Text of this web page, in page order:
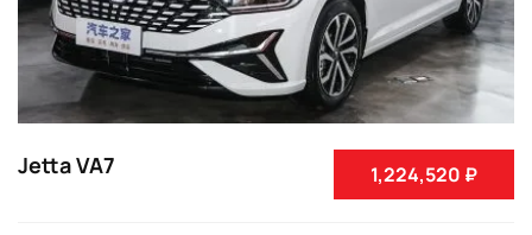
1,224,520 ₽
Jetta VA7